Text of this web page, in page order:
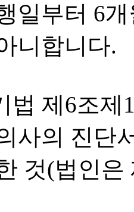
일부터 6
니합니다.
법 제6조
사의 진단
것(법인